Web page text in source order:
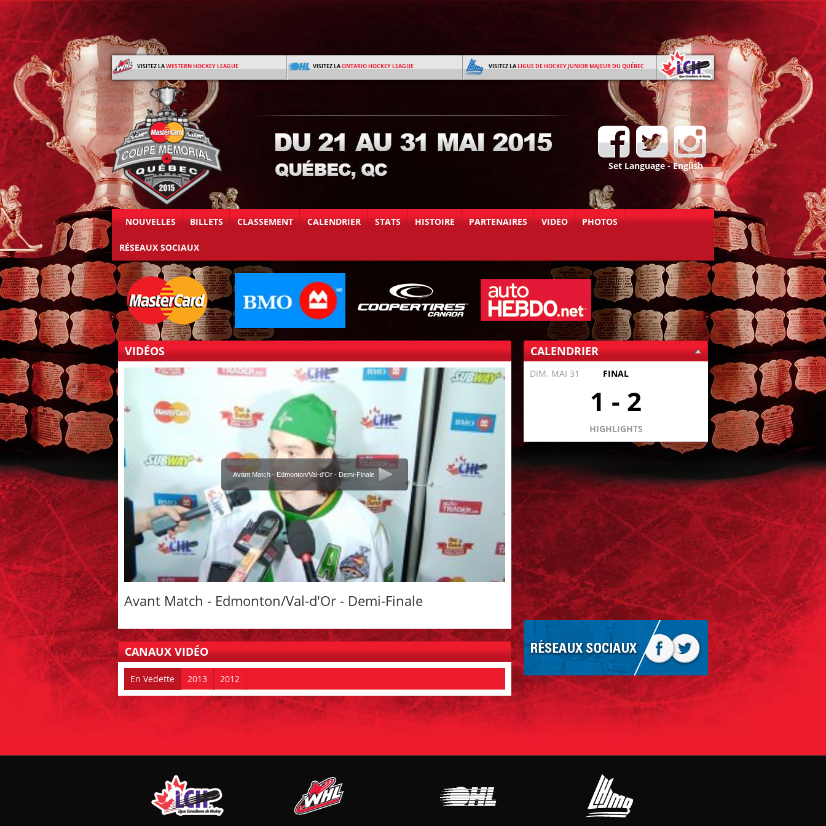
VISITEZ LAWESTERN HOCKEY LEAGUE VISITEZ LAONTARIO HOCKEY LEAGUE VISITEZ LALIGUE DE HOCKEY JUNIOR MAJEUR DU QUÉBEC
Set Language - English
NOUVELLES BILLETS CLASSEMENT CALENDRIER STATS HISTOIRE PARTENAIRES VIDEO PHOTOS
RÉSEAUX SOCIAUX
VIDÉOS
Avant Match - Edmonton/Val-d'Or - Demi-Finale
Avant Match - Edmonton/Val-d'Or - Demi-Finale
CANAUX VIDÉO
En Vedette 2013 2012
CALENDRIER
DIM. MAI 31 FINAL
1 - 2
HIGHLIGHTS